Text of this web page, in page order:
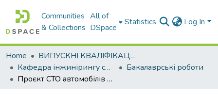
Communities
& Collections
All of
DSpace
Statistics Log In
Home
ВИПУСКНІ КВАЛІФІКАЦІЙНІ РОБОТИ
Кафедра інжинірингу систем автомобільного транспорту
Бакалаврські роботи
Проєкт СТО автомобілів з розробкою ділянки діагностування та обслуговування кліматичних установок